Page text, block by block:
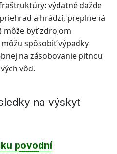
výdatné dažde
a hrádzí, preplnená
môže byť zdrojom
spôsobiť výpadky
na zásobovanie pitnou
vôd.
na výskyt
povodní